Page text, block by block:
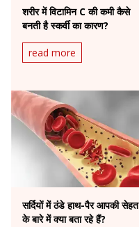
शरीर में विटामिन C की कमी कैसे
बनती है स्कर्वी का कारण?
read more
सर्दियों में ठंडे हाथ-पैर आपकी सेहत
के बारे में क्या बता रहे हैं?